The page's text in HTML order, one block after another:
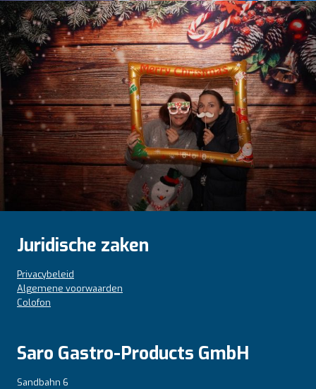
Juridische zaken
Privacybeleid
Algemene voorwaarden
Colofon
Saro Gastro-Products GmbH
Sandbahn 6